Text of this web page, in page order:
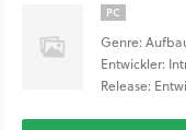
PC
Genre:
Entwickler:
Release: